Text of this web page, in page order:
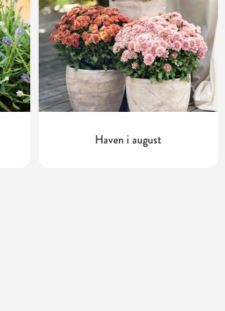
Haven i august